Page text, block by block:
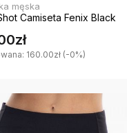
męska
Camiseta Fenix Black
160.00zł (-0%)